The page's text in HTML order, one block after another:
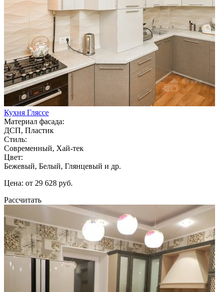
Кухня Гляссе
Материал фасада:
ДСП, Пластик
Стиль:
Современный, Хай-тек
Цвет:
Бежевый, Белый, Глянцевый и др.
Цена: от 29 628 руб.
Рассчитать